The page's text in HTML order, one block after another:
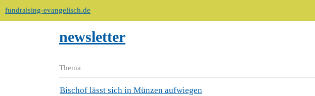
fundraising-evangelisch.de
newsletter
Thema
Bischof lässt sich in Münzen aufwiegen